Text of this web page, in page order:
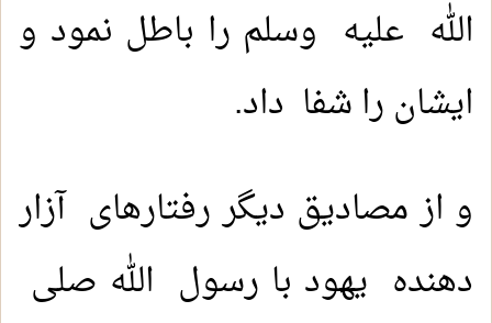
الله عليه وسلم را باطل نمود و
ایشان را شفا داد.
و از مصادیق دیگر رفتارهای آزار
دهنده یهود با رسول الله صلی